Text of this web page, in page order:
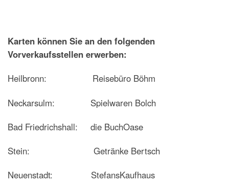
Karten können Sie an den folgenden
Vorverkaufsstellen erwerben:
Heilbronn: Reisebüro Böhm
Neckarsulm: Spielwaren Bolch
Bad Friedrichshall: die BuchOase
Stein: Getränke Bertsch
Neuenstadt: StefansKaufhaus